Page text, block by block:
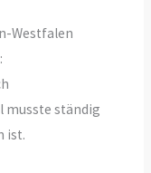
Westfalen
musste ständig
ist.